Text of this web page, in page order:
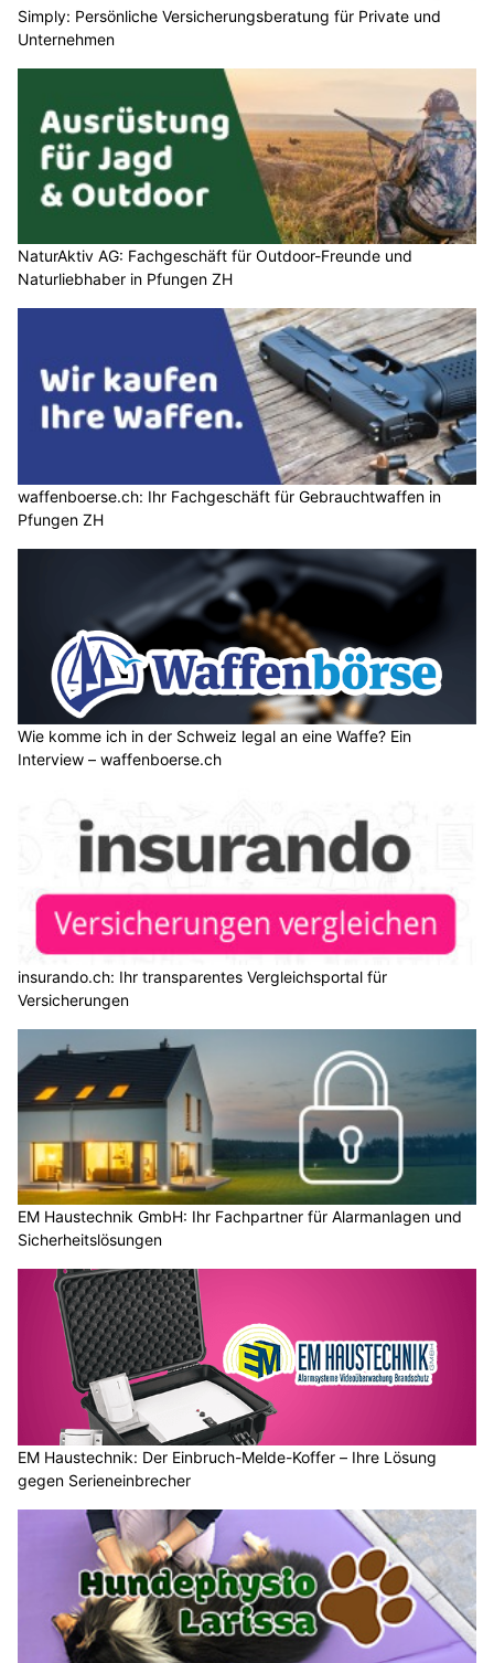
Simply: Persönliche Versicherungsberatung für Private und
Unternehmen
NaturAktiv AG: Fachgeschäft für Outdoor-Freunde und
Naturliebhaber in Pfungen ZH
waffenboerse.ch: Ihr Fachgeschäft für Gebrauchtwaffen in
Pfungen ZH
Wie komme ich in der Schweiz legal an eine Waffe? Ein
Interview – waffenboerse.ch
insurando.ch: Ihr transparentes Vergleichsportal für
Versicherungen
EM Haustechnik GmbH: Ihr Fachpartner für Alarmanlagen und
Sicherheitslösungen
EM Haustechnik: Der Einbruch-Melde-Koffer – Ihre Lösung
gegen Serieneinbrecher